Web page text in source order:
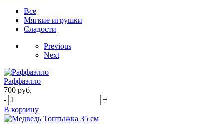
Все
Мягкие игрушки
Сладости
Previous
Next
Раффаэлло
700 руб.
-
+
В корзину